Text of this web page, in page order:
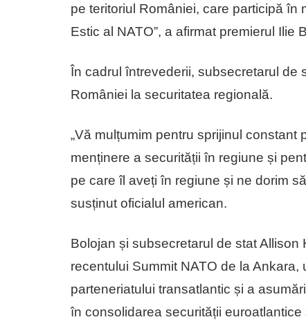
pe teritoriul României, care participă în
Estic al NATO”, a afirmat premierul Ilie
În cadrul întrevederii, subsecretarul de
României la securitatea regională.
„Vă mulțumim pentru sprijinul
menținere a securității în regiune și
pe care îl aveți în regiune și ne dorim
susținut oficialul american.
Bolojan și subsecretarul de stat
recentului Summit NATO de la
parteneriatului transatlantic și a
în consolidarea securității